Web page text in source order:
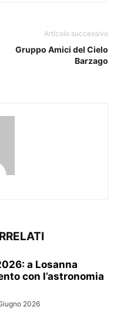
Articolo successivo
Gruppo Amici del Cielo
Barzago
a Losanna
con l’astronomia
2026